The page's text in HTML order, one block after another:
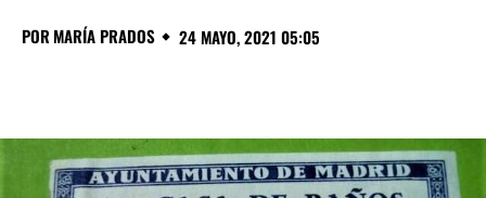
PORMARÍA PRADOS 24 MAYO, 2021 05:05